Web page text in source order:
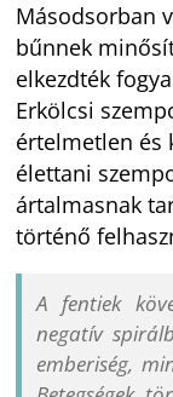
Másodsorban
bűnnek
elkezdték
Erkölcsi
értelmetlen és
élettani
ártalmasnak
történő
A fentiek
negatív
emberiség,